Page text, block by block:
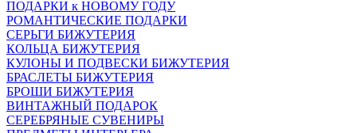
ПОДАРКИ к НОВОМУ ГОДУ
РОМАНТИЧЕСКИЕ ПОДАРКИ
СЕРЬГИ БИЖУТЕРИЯ
КОЛЬЦА БИЖУТЕРИЯ
КУЛОНЫ И ПОДВЕСКИ БИЖУТЕРИЯ
БРАСЛЕТЫ БИЖУТЕРИЯ
БРОШИ БИЖУТЕРИЯ
ВИНТАЖНЫЙ ПОДАРОК
СЕРЕБРЯНЫЕ СУВЕНИРЫ